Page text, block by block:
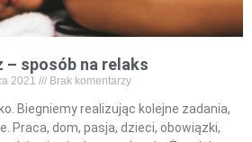
– sposób na relaks
2021 Brak komentarzy
Biegniemy realizując kolejne zadania,
Praca, dom, pasja, dzieci, obowiązki,